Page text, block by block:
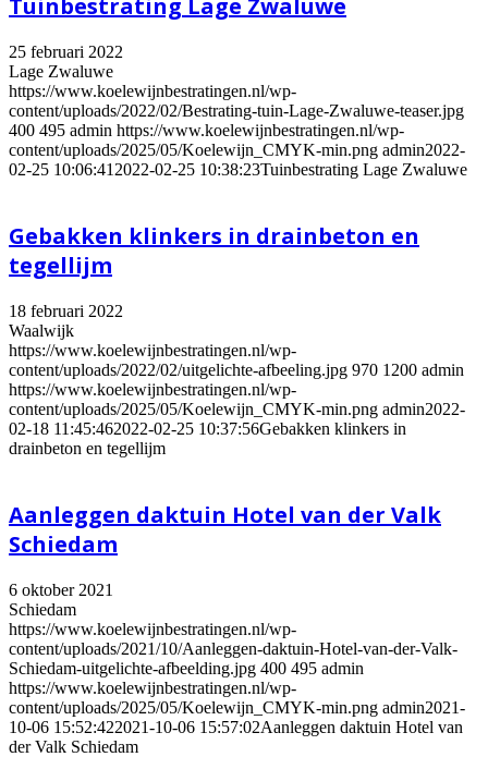
25 februari 2022
Lage Zwaluwe
https://www.koelewijnbestratingen.nl/wp-
content/uploads/2022/02/Bestrating-tuin-Lage-Zwaluwe-teaser.jpg
400 495 admin https://www.koelewijnbestratingen.nl/wp-
content/uploads/2025/05/Koelewijn_CMYK-min.png admin2022-
02-25 10:06:41 2022-02-25 10:38:23Tuinbestrating Lage Zwaluwe
Gebakken klinkers in drainbeton en
tegellijm
18 februari 2022
Waalwijk
https://www.koelewijnbestratingen.nl/wp-
content/uploads/2022/02/uitgelichte-afbeeling.jpg 970 1200 admin
https://www.koelewijnbestratingen.nl/wp-
content/uploads/2025/05/Koelewijn_CMYK-min.png admin2022-
02-18 11:45:462022-02-25 10:37:56Gebakken klinkers in
drainbeton en tegellijm
Aanleggen daktuin Hotel van der Valk
Schiedam
6 oktober 2021
Schiedam
https://www.koelewijnbestratingen.nl/wp-
content/uploads/2021/10/Aanleggen-daktuin-Hotel-van-der-Valk-
Schiedam-uitgelichte-afbeelding.jpg 400 495 admin
https://www.koelewijnbestratingen.nl/wp-
content/uploads/2025/05/Koelewijn_CMYK-min.png admin2021-
10-06 15:52:422021-10-06 15:57:02Aanleggen daktuin Hotel van
der Valk Schiedam